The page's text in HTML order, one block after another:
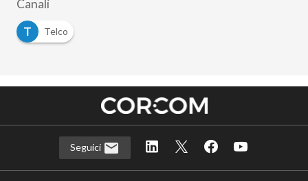
Canali
T
Telco
Seguici